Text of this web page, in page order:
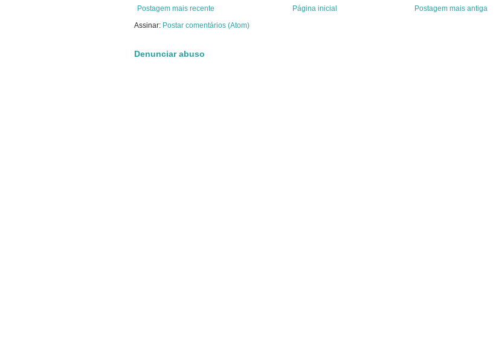
Postagem mais recente
Postagem mais antiga
Página inicial
Assinar: Postar comentários (Atom)
Denunciar abuso